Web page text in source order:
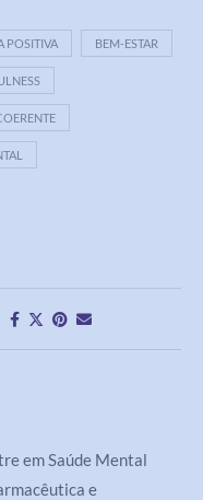
POSITIVA BEM-ESTAR
em Saúde Mental
e